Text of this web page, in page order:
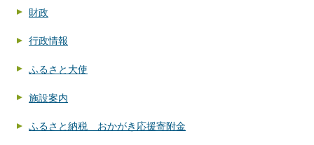
財政
行政情報
ふるさと大使
施設案内
ふるさと納税 おかがき応援寄附金